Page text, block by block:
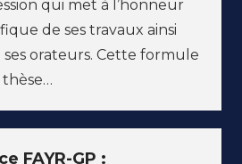
qui met à l’honneur
de ses travaux ainsi
orateurs. Cette formule
thèse…
FAYR-GP :